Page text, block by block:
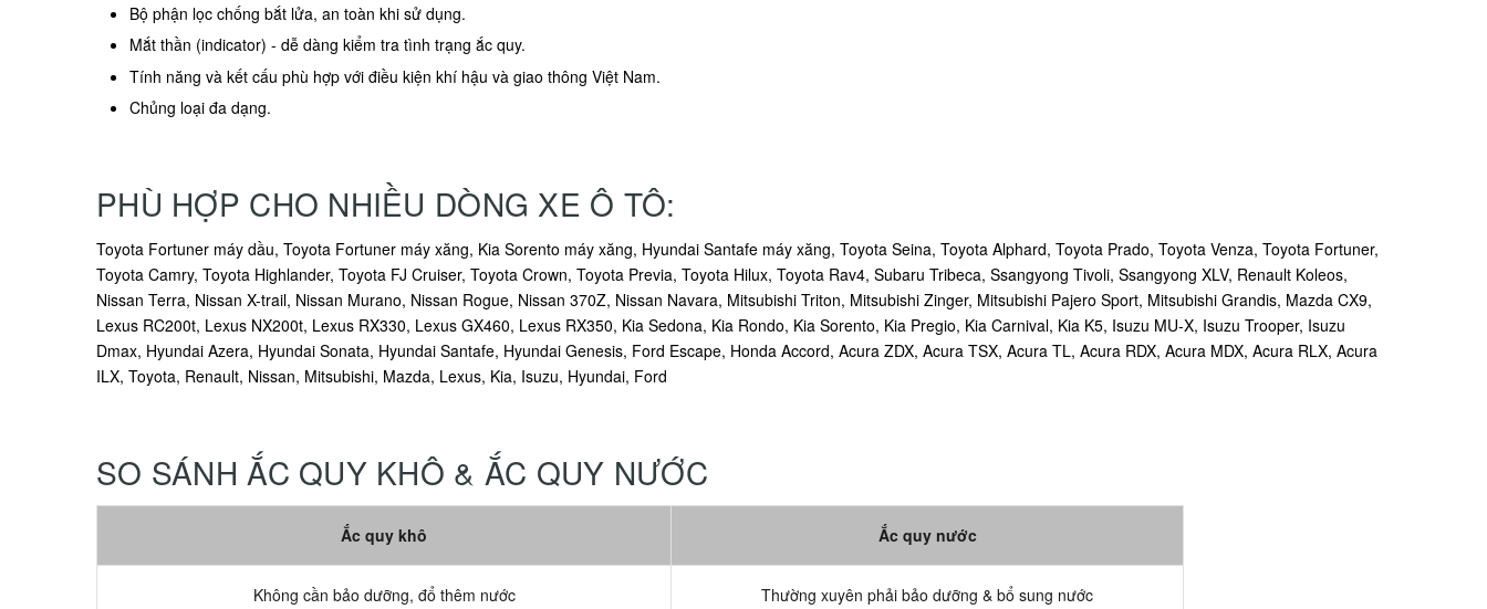
Bộ phận lọc chống bắt lửa, an toàn khi sử dụng.
Mắt thần (indicator) - dễ dàng kiểm tra tình trạng ắc quy.
Tính năng và kết cấu phù hợp với điều kiện khí hậu và giao thông Việt Nam.
Chủng loại đa dạng.
PHÙ HỢP CHO NHIỀU DÒNG XE Ô TÔ:
Toyota Fortuner máy dầu, Toyota Fortuner máy xăng, Kia Sorento máy xăng, Hyundai Santafe máy xăng, Toyota Seina, Toyota Alphard, Toyota Prado, Toyota Venza, Toyota Fortuner,
Toyota Camry, Toyota Highlander, Toyota FJ Cruiser, Toyota Crown, Toyota Previa, Toyota Hilux, Toyota Rav4, Subaru Tribeca, Ssangyong Tivoli, Ssangyong XLV, Renault Koleos,
Nissan Terra, Nissan X-trail, Nissan Murano, Nissan Rogue, Nissan 370Z, Nissan Navara, Mitsubishi Triton, Mitsubishi Zinger, Mitsubishi Pajero Sport, Mitsubishi Grandis, Mazda CX9,
Lexus RC200t, Lexus NX200t, Lexus RX330, Lexus GX460, Lexus RX350, Kia Sedona, Kia Rondo, Kia Sorento, Kia Pregio, Kia Carnival, Kia K5, Isuzu MU-X, Isuzu Trooper, Isuzu
Dmax, Hyundai Azera, Hyundai Sonata, Hyundai Santafe, Hyundai Genesis, Ford Escape, Honda Accord, Acura ZDX, Acura TSX, Acura TL, Acura RDX, Acura MDX, Acura RLX, Acura
ILX, Toyota, Renault, Nissan, Mitsubishi, Mazda, Lexus, Kia, Isuzu, Hyundai, Ford
SO SÁNH ẮC QUY KHÔ & ẮC QUY NƯỚC
Ắc quy khô Ắc quy nước
Không cần bảo dưỡng, đổ thêm nước Thường xuyên phải bảo dưỡng & bổ sung nước